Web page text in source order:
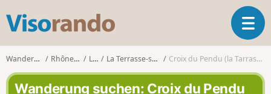
s
o
r
a
T
o
Wanderungen Rhône-Alpes Loire La Terrasse-sur-Dorlay Croix du Pendu (la Tarrasse-sur-Dorlay)
Wanderung suchen: Croix du Pendu